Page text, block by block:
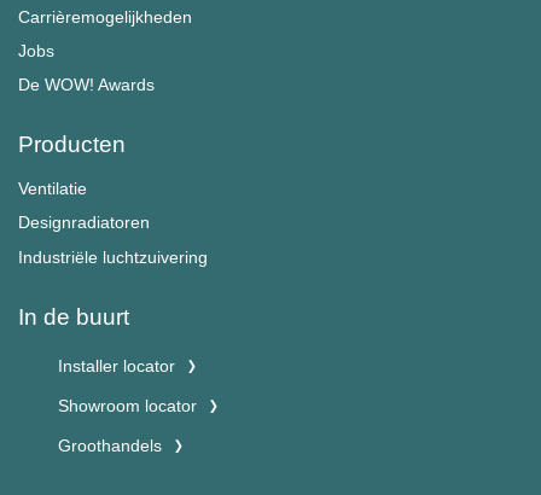
Carrièremogelijkheden
Jobs
De WOW! Awards
Producten
Ventilatie
Designradiatoren
Industriële luchtzuivering
In de buurt
Installer locator
Showroom locator
Groothandels